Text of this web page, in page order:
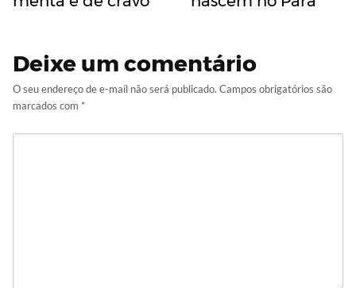
Deixe um comentário
O seu endereço de e-mail não será publicado. Campos obrigatórios são
marcados com *